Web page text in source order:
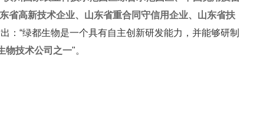
省高新技术企业、山东省重合同守信用企业、山东省扶
：“绿都生物是一个具有自主创新研发能力，并能够研制
物技术公司之一"。